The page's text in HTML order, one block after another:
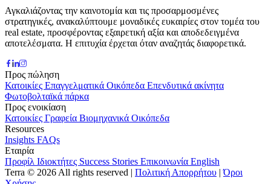
Αγκαλιάζοντας την καινοτομία και τις προσαρμοσμένες
στρατηγικές, ανακαλύπτουμε μοναδικές ευκαιρίες στον τομέα του
real estate, προσφέροντας εξαιρετική αξία και αποδεδειγμένα
αποτελέσματα. Η επιτυχία έρχεται όταν αναζητάς διαφορετικά.
Προς πώληση
Κατοικίες Επαγγελματικά Οικόπεδα Επενδυτικά ακίνητα
Φωτοβολταϊκά πάρκα
Προς ενοικίαση
Κατοικίες Γραφεία Βιομηχανικά Οικόπεδα
Resources
Insights FAQs
Εταιρία
Προφίλ Ιδιοκτήτες Success Stories Επικοινωνία English
Terra © 2026 All rights reserved | Πολιτική Απορρήτου |Όροι